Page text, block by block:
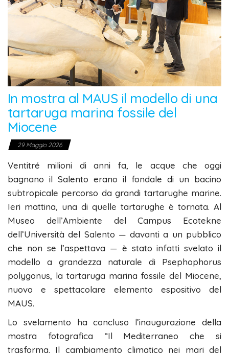
In mostra al MAUS il modello di una
tartaruga marina fossile del
Miocene
29 Maggio 2026
Ventitré milioni di anni fa, le acque che oggi
bagnano il Salento erano il fondale di un bacino
subtropicale percorso da grandi tartarughe marine.
Ieri mattina, una di quelle tartarughe è tornata. Al
Museo dell’Ambiente del Campus Ecotekne
dell’Università del Salento — davanti a un pubblico
che non se l’aspettava — è stato infatti svelato il
modello a grandezza naturale di Psephophorus
polygonus, la tartaruga marina fossile del Miocene,
nuovo e spettacolare elemento espositivo del
MAUS.
Lo svelamento ha concluso l’inaugurazione della
mostra fotografica “Il Mediterraneo che si
trasforma. Il cambiamento climatico nei mari del